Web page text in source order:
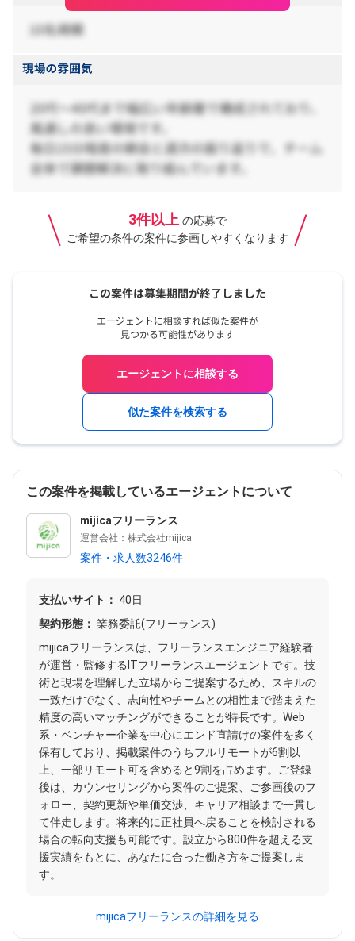
3件以上 の応募で
ご希望の条件の案件に参画しやすくなります
エージェントに相談する
似た案件を検索する
この案件を掲載しているエージェントについて
mijicaフリーランス
運営会社：株式会社mijica
案件・求人数3246件
支払いサイト： 40日
契約形態： 業務委託(フリーランス)
mijicaフリーランスは、フリーランスエンジニア経験者
が運営・監修するITフリーランスエージェントです。技
術と現場を理解した立場からご提案するため、スキルの
一致だけでなく、志向性やチームとの相性まで踏まえた
精度の高いマッチングができることが特長です。Web
系・ベンチャー企業を中心にエンド直請けの案件を多く
保有しており、掲載案件のうちフルリモートが6割以
上、一部リモート可を含めると9割を占めます。ご登録
後は、カウンセリングから案件のご提案、ご参画後のフ
ォロー、契約更新や単価交渉、キャリア相談まで一貫し
て伴走します。将来的に正社員へ戻ることを検討される
場合の転向支援も可能です。設立から800件を超える支
援実績をもとに、あなたに合った働き方をご提案しま
す。
mijicaフリーランスの詳細を見る